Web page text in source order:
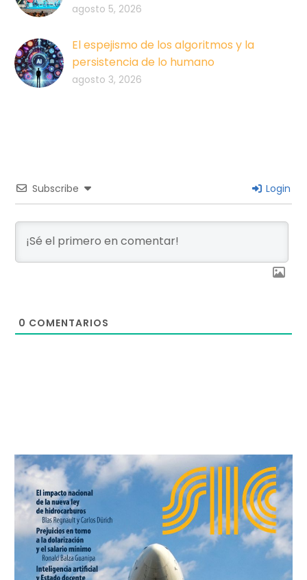
agosto 5, 2026
El espejismo de los algoritmos y la
persistencia de lo humano
agosto 3, 2026
Subscribe Login
0 COMENTARIOS